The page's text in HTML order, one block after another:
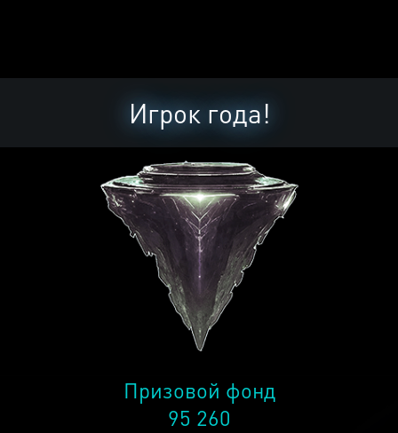
Игрок года!
Призовой фонд
95 260